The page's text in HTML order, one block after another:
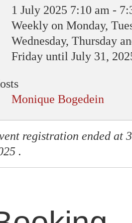
1 July 2025 7:10 am -
Weekly on Monday,
Wednesday, Thursday
Friday until July 31,
Monique Bogedein
registration ended at
.